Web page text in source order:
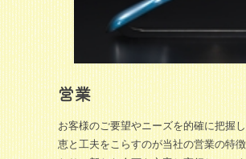
営業
お客様のご要望やニーズを的確に把握
恵と工夫をこらすのが当社の営業の特